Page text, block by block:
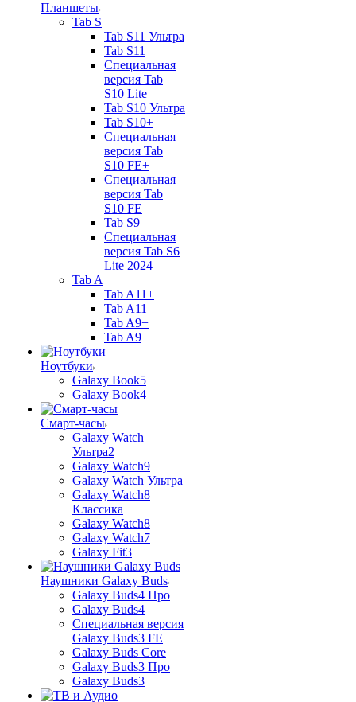
Планшеты
Tab S
Tab S11 Ультра
Tab S11
Специальная
версия Tab
S10 Lite
Tab S10 Ультра
Tab S10+
Специальная
версия Tab
S10 FE+
Специальная
версия Tab
S10 FE
Tab S9
Специальная
версия Tab S6
Lite 2024
Tab A
Tab A11+
Tab A11
Tab A9+
Tab A9
Ноутбуки
Galaxy Book5
Galaxy Book4
Смарт-часы
Galaxy Watch
Ультра2
Galaxy Watch9
Galaxy Watch Ультра
Galaxy Watch8
Классика
Galaxy Watch8
Galaxy Watch7
Galaxy Fit3
Наушники Galaxy Buds
Galaxy Buds4 Про
Galaxy Buds4
Специальная версия
Galaxy Buds3 FE
Galaxy Buds Core
Galaxy Buds3 Про
Galaxy Buds3